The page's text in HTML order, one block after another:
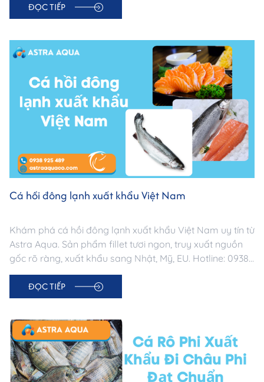
chuyên nghiệp.
ĐỌC TIẾP
Cá hồi đông lạnh xuất khẩu Việt Nam
Khám phá cá hồi đông lạnh xuất khẩu Việt Nam uy tín từ
Astra Aqua. Sản phẩm fillet tươi ngon, truy xuất nguồn
gốc rõ ràng, xuất khẩu sang Nhật, Mỹ, EU. Hotline: 0938
925 489.
ĐỌC TIẾP